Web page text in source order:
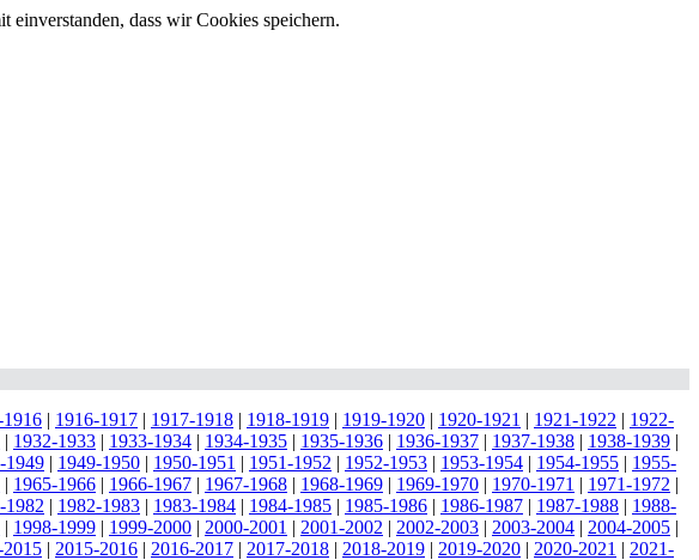
dass wir Cookies speichern.
1916 | 1916-1917 | 1917-1918 | 1918-1919 | 1919-1920 | 1920-1921 | 1921-1922 | 1922-
| 1932-1933 | 1933-1934 | 1934-1935 | 1935-1936 | 1936-1937 | 1937-1938 | 1938-1939 |
1949 | 1949-1950 | 1950-1951 | 1951-1952 | 1952-1953 | 1953-1954 | 1954-1955 | 1955-
| 1965-1966 | 1966-1967 | 1967-1968 | 1968-1969 | 1969-1970 | 1970-1971 | 1971-1972 |
1982 | 1982-1983 | 1983-1984 | 1984-1985 | 1985-1986 | 1986-1987 | 1987-1988 | 1988-
| 1998-1999 | 1999-2000 | 2000-2001 | 2001-2002 | 2002-2003 | 2003-2004 | 2004-2005 |
2015 | 2015-2016 | 2016-2017 | 2017-2018 | 2018-2019 | 2019-2020 | 2020-2021 | 2021-